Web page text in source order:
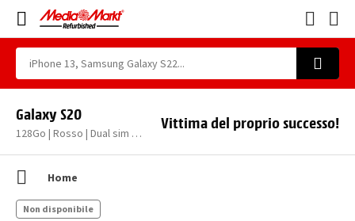
Galaxy S20
128Go | Rosso | Dual sim | Stato corretto
Vittima del proprio successo!
Home
Non disponibile